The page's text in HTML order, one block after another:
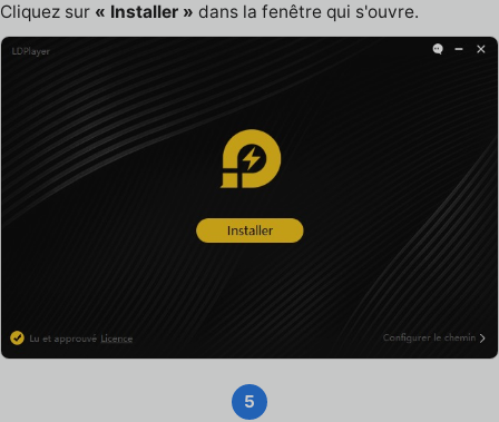
Cliquez sur « Installer » dans la fenêtre qui s'ouvre.
5